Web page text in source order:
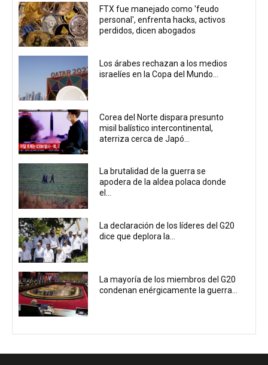
FTX fue manejado como 'feudo
personal', enfrenta hacks, activos
perdidos, dicen abogados
Los árabes rechazan a los medios
israelíes en la Copa del Mundo...
Corea del Norte dispara presunto
misil balístico intercontinental,
aterriza cerca de Japó...
La brutalidad de la guerra se
apodera de la aldea polaca donde
el...
La declaración de los líderes del G20
dice que deplora la...
La mayoría de los miembros del G20
condenan enérgicamente la guerra...